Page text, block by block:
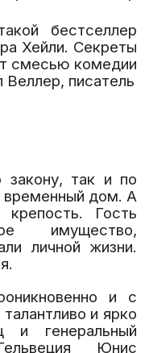
бестселлер
Хейли. Секреты
смесью комедии
писатель
закону, так и по
временный дом. А
Гость
имущество,
личной жизни.
и с
и ярко
и генеральный
Юнис